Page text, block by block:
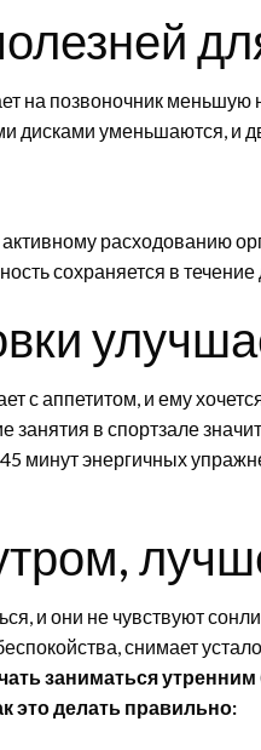
на позвоночник меньшую
дисками уменьшаются, и
активному расходованию
сохраняется в течение
с аппетитом, и ему
занятия в спортзале
минут энергичных
и они не чувствуют
снимает
заниматься
это делать правильно: